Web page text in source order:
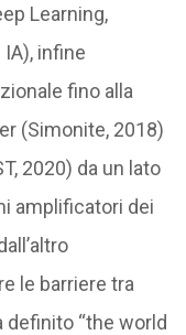
Learning,
infine
fino alla
(Simonite, 2018)
2020) da un lato
amplificatori dei
le barriere tra
definito “the world